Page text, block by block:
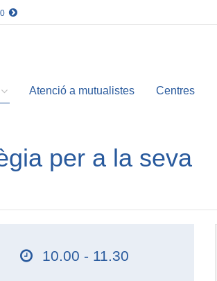
Atenció a mutualistes Centres
per a la seva
10.00 - 11.30